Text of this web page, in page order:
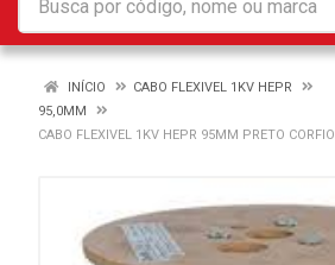
INÍCIO
CABO FLEXIVEL 1KV HEPR
95,0MM
CABO FLEXIVEL 1KV HEPR 95MM PRETO CORFIO